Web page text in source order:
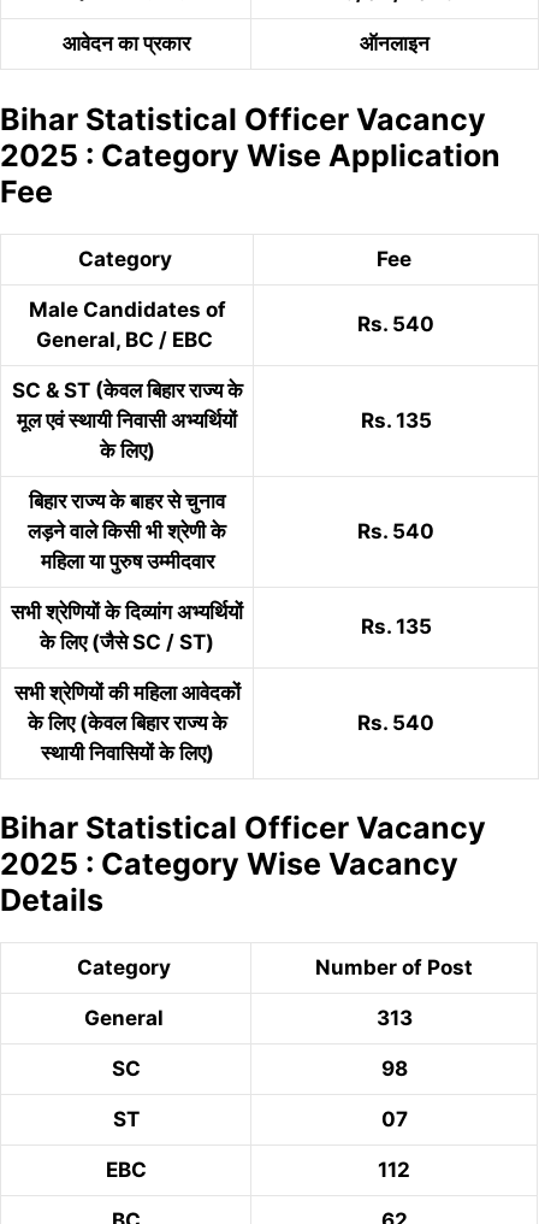
आवेदन का प्रकार ऑनलाइन
Bihar Statistical Officer Vacancy
2025 : Category Wise Application
Fee
Category Fee
Male Candidates of
General, BC / EBC
Rs. 540
SC & ST (केवल बिहार राज्य के
मूल एवं स्थायी निवासी अभ्यर्थियों
के लिए)
Rs. 135
बिहार राज्य के बाहर से चुनाव
लड़ने वाले किसी भी श्रेणी के
महिला या पुरुष उम्मीदवार
Rs. 540
सभी श्रेणियों के दिव्यांग अभ्यर्थियों
के लिए (जैसे SC / ST)
Rs. 135
सभी श्रेणियों की महिला आवेदकों
के लिए (केवल बिहार राज्य के
स्थायी निवासियों के लिए)
Rs. 540
Bihar Statistical Officer Vacancy
2025 : Category Wise Vacancy
Details
Category Number of Post
General 313
SC 98
ST 07
EBC 112